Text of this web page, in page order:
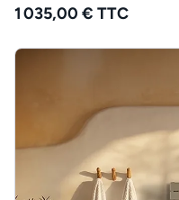
1 035,00 € TTC